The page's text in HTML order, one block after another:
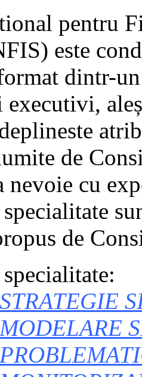
pentru
este
dintr-
executivi,
de
nevoie cu
de